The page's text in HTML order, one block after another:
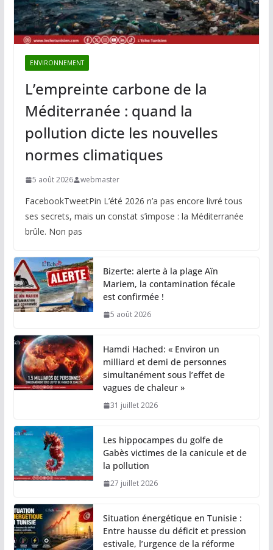
ENVIRONNEMENT
L’empreinte carbone de la
Méditerranée : quand la
pollution dicte les nouvelles
normes climatiques
5 août 2026 webmaster
FacebookTweetPin L’été 2026 n’a pas encore livré tous
ses secrets, mais un constat s’impose : la Méditerranée
brûle. Non pas
Bizerte: alerte à la plage Aïn
Mariem, la contamination fécale
est confirmée !
5 août 2026
Hamdi Hached: « Environ un
milliard et demi de personnes
simultanément sous l’effet de
vagues de chaleur »
31 juillet 2026
Les hippocampes du golfe de
Gabès victimes de la canicule et de
la pollution
27 juillet 2026
Situation énergétique en Tunisie :
Entre hausse du déficit et pression
estivale, l’urgence de la réforme